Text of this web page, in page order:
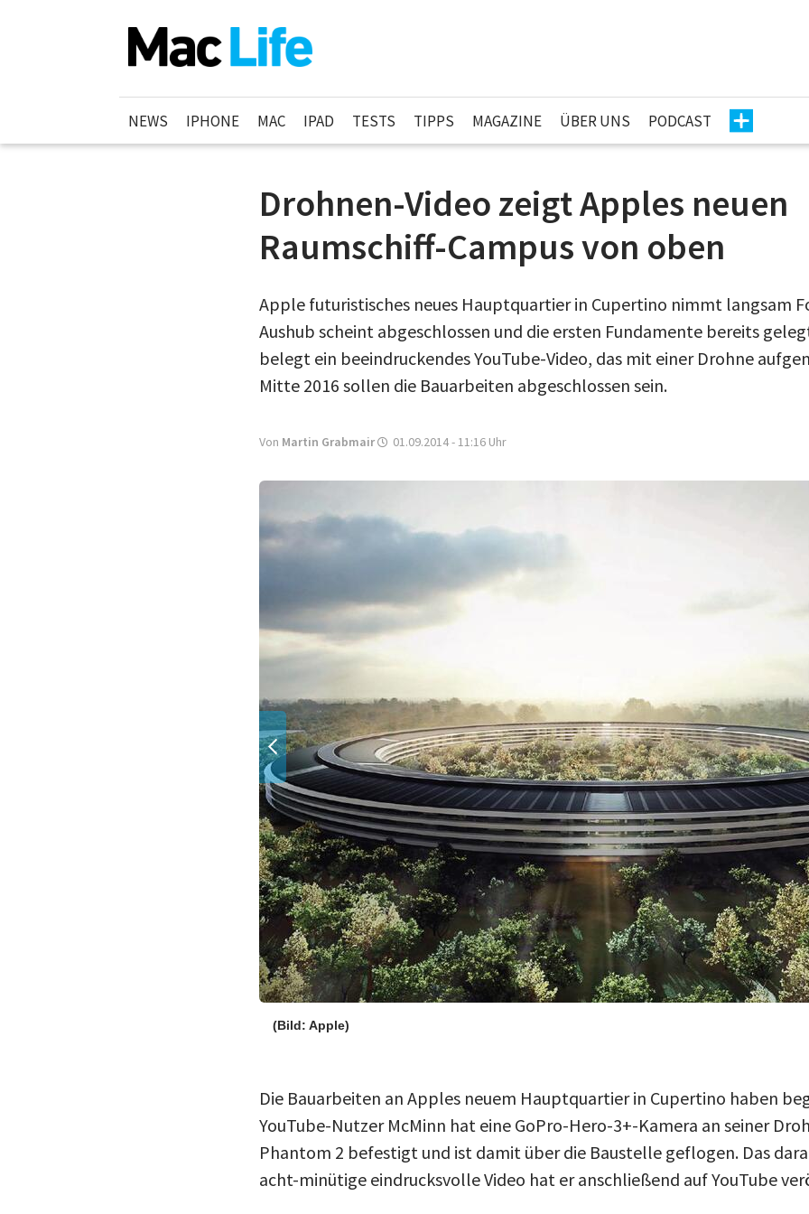
NEWS IPHONE MAC IPAD TESTS TIPPS MAGAZINE ÜBER UNS PODCAST
Drohnen-Video zeigt Apples neuen
Raumschiff-Campus von oben
Apple futuristisches neues Hauptquartier in Cupertino nimmt langsam
Aushub scheint abgeschlossen und die ersten Fundamente bereits
belegt ein beeindruckendes YouTube-Video, das mit einer Drohne
Mitte 2016 sollen die Bauarbeiten abgeschlossen sein.
Von Martin Grabmair 01.09.2014 - 11:16 Uhr
(Bild: Apple)
Die Bauarbeiten an Apples neuem Hauptquartier in Cupertino haben
YouTube-Nutzer McMinn hat eine GoPro-Hero-3+-Kamera an seiner
Phantom 2 befestigt und ist damit über die Baustelle geflogen. Das
acht-minütige eindrucksvolle Video hat er anschließend auf YouTube